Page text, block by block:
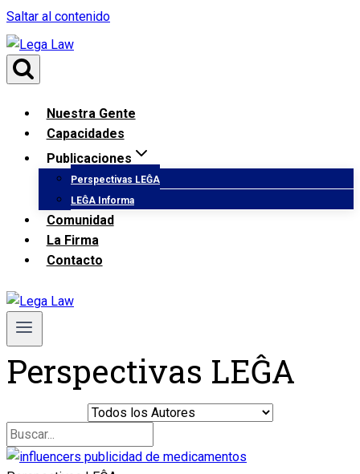
Saltar al contenido
Nuestra Gente
Capacidades
Publicaciones
Perspectivas LEĜA
LEĜA Informa
Comunidad
La Firma
Contacto
Perspectivas LEĜA